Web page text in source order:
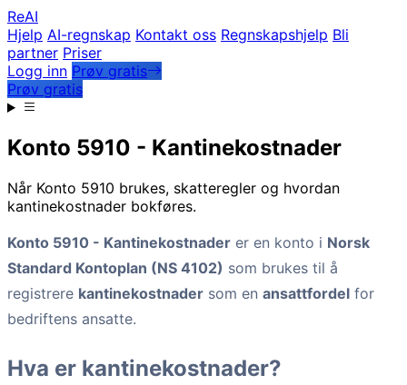
ReAI
Hjelp AI-regnskap Kontakt oss Regnskapshjelp Bli
partner Priser
Logg inn Prøv gratis
Prøv gratis
Konto 5910 - Kantinekostnader
Når Konto 5910 brukes, skatteregler og hvordan
kantinekostnader bokføres.
Konto 5910 - Kantinekostnader er en konto i Norsk
Standard Kontoplan (NS 4102) som brukes til å
registrere kantinekostnader som en ansattfordel for
bedriftens ansatte.
Hva er kantinekostnader?